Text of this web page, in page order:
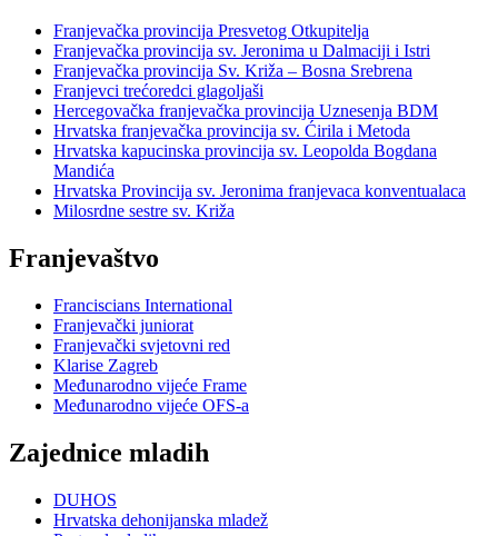
Franjevačka provincija Presvetog Otkupitelja
Franjevačka provincija sv. Jeronima u Dalmaciji i Istri
Franjevačka provincija Sv. Križa – Bosna Srebrena
Franjevci trećoredci glagoljaši
Hercegovačka franjevačka provincija Uznesenja BDM
Hrvatska franjevačka provincija sv. Ćirila i Metoda
Hrvatska kapucinska provincija sv. Leopolda Bogdana
Mandića
Hrvatska Provincija sv. Jeronima franjevaca konventualaca
Milosrdne sestre sv. Križa
Franjevaštvo
Franciscians International
Franjevački juniorat
Franjevački svjetovni red
Klarise Zagreb
Međunarodno vijeće Frame
Međunarodno vijeće OFS-a
Zajednice mladih
DUHOS
Hrvatska dehonijanska mladež